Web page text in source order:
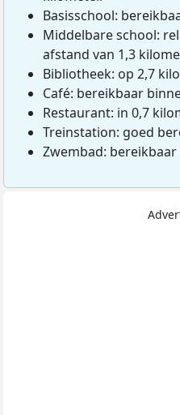
Basisschool:
Middelbare school:
afstand van 1,3
Bibliotheek: op 2,7
Café: bereikbaar
Restaurant: in 0,7
Treinstation: goed
Zwembad: